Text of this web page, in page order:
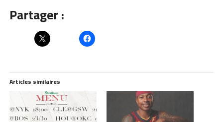
Partager :
Articles similaires